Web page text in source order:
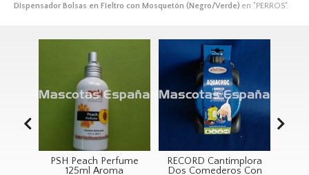
Dispensador Bolsas en Fieltro con Mosquetón (Negro/Verde) en "PERROS".
RECORD Cantimplora
Dos Comederos Con
RECORD Dentifrico
con Salvia 100ml